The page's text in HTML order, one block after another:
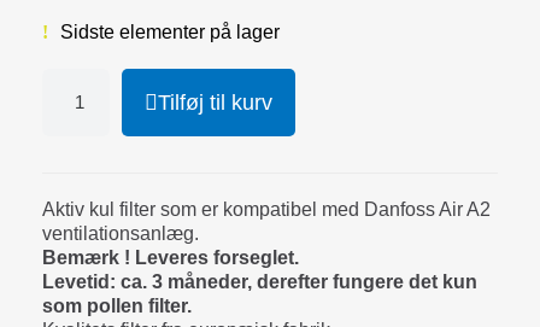
Sidste elementer på lager
Tilføj til kurv
Aktiv kul filter som er kompatibel med Danfoss Air A2
ventilationsanlæg.
Bemærk ! Leveres forseglet.
Levetid: ca. 3 måneder, derefter fungere det kun
som pollen filter.